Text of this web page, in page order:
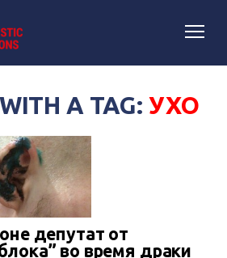
A TAG: УХО
депутат от
во время драки